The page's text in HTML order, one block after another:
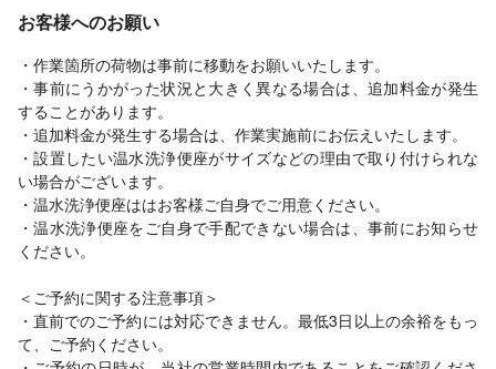
お客様へのお願い
・作業箇所の荷物は事前に移動をお願いいたします。
・事前にうかがった状況と大きく異なる場合は、追加料金が発生
することがあります。
・追加料金が発生する場合は、作業実施前にお伝えいたします。
・設置したい温水洗浄便座がサイズなどの理由で取り付けられな
い場合がございます。
・温水洗浄便座ははお客様ご自身でご用意ください。
・温水洗浄便座をご自身で手配できない場合は、事前にお知らせ
ください。
＜ご予約に関する注意事項＞
・直前でのご予約には対応できません。最低3日以上の余裕をもっ
て、ご予約ください。